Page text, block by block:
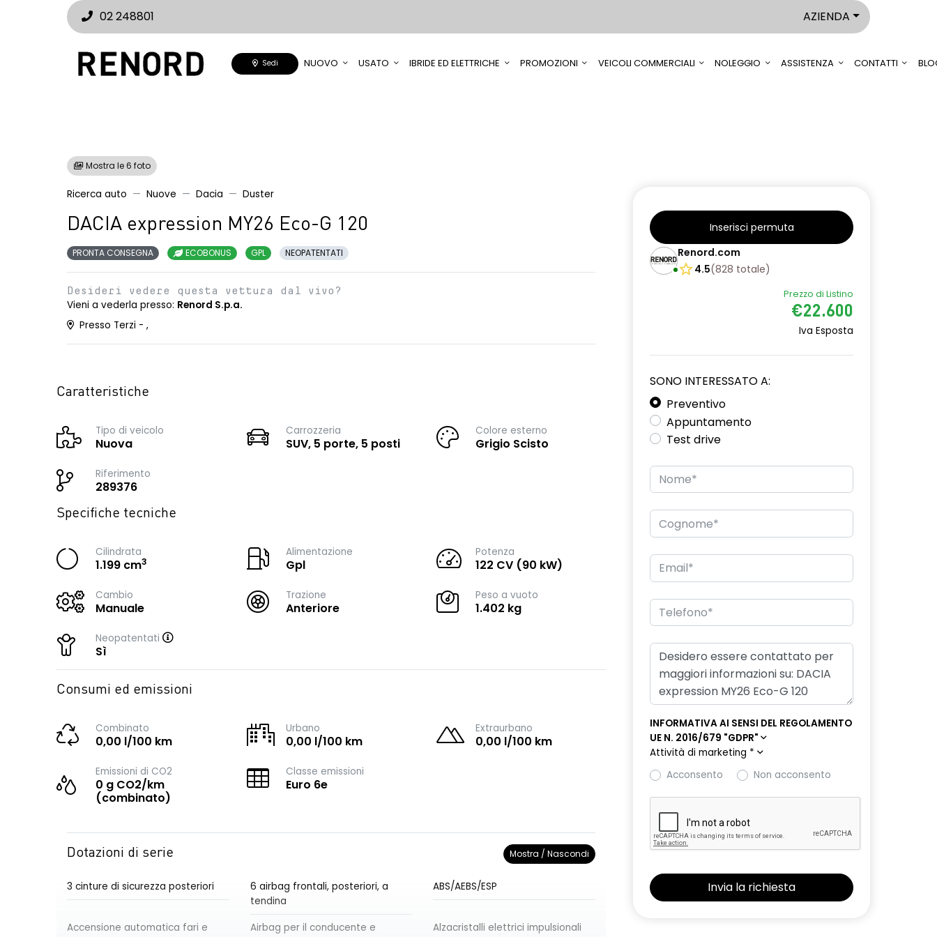
02 248801 AZIENDA
Sedi NUOVO USATO IBRIDE ED ELETTRICHE PROMOZIONI VEICOLI COMMERCIALI NOLEGGIO ASSISTENZA CONTATTI
Mostra le 6 foto
Ricerca auto Nuove Dacia Duster
DACIA expression MY26 Eco-G 120
PRONTA CONSEGNA ECOBONUS GPL NEOPATENTATI
Desideri vedere questa vettura dal vivo?
Vieni a vederla presso: Renord S.p.a.
Presso Terzi - ,
Caratteristiche
Tipo di veicolo
Nuova
Carrozzeria
SUV, 5 porte, 5 posti
Colore esterno
Grigio Scisto
Riferimento
289376
Specifiche tecniche
Cilindrata
1.199 cm3
Alimentazione
Gpl
Potenza
122 CV (90 kW)
Cambio
Manuale
Trazione
Anteriore
Peso a vuoto
1.402 kg
Neopatentati
Sì
Consumi ed emissioni
Combinato
0,00 l/100 km
Urbano
0,00 l/100 km
Extraurbano
0,00 l/100 km
Emissioni di CO2
0 g CO2/km
(combinato)
Classe emissioni
Euro 6e
Dotazioni di serie Mostra / Nascondi
3 cinture di sicurezza posteriori
6 airbag frontali, posteriori, a
tendina
ABS/AEBS/ESP
Accensione automatica fari e
Airbag per il conducente e
Alzacristalli elettrici impulsionali
Inserisci permuta
Renord.com
4.5(828 totale)
Prezzo di Listino
€22.600
Iva Esposta
SONO INTERESSATO A:
Preventivo
Appuntamento
Test drive
INFORMATIVA AI SENSI DEL REGOLAMENTO
UE N. 2016/679 "GDPR"
Attività di marketing *
Acconsento
Non acconsento